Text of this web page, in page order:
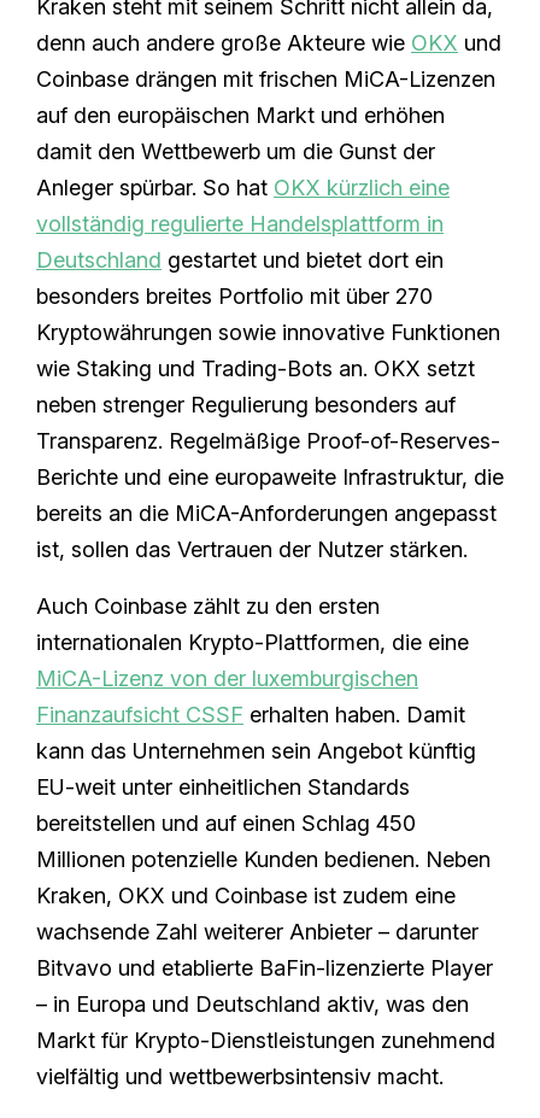
Kraken steht mit seinem Schritt nicht allein da,
denn auch andere große Akteure wie OKX und
Coinbase drängen mit frischen MiCA-Lizenzen
auf den europäischen Markt und erhöhen
damit den Wettbewerb um die Gunst der
Anleger spürbar. So hat OKX kürzlich eine
vollständig regulierte Handelsplattform in
Deutschland gestartet und bietet dort ein
besonders breites Portfolio mit über 270
Kryptowährungen sowie innovative Funktionen
wie Staking und Trading-Bots an. OKX setzt
neben strenger Regulierung besonders auf
Transparenz. Regelmäßige Proof-of-Reserves-
Berichte und eine europaweite Infrastruktur, die
bereits an die MiCA-Anforderungen angepasst
ist, sollen das Vertrauen der Nutzer stärken.
Auch Coinbase zählt zu den ersten
internationalen Krypto-Plattformen, die eine
MiCA-Lizenz von der luxemburgischen
Finanzaufsicht CSSF erhalten haben. Damit
kann das Unternehmen sein Angebot künftig
EU-weit unter einheitlichen Standards
bereitstellen und auf einen Schlag 450
Millionen potenzielle Kunden bedienen. Neben
Kraken, OKX und Coinbase ist zudem eine
wachsende Zahl weiterer Anbieter – darunter
Bitvavo und etablierte BaFin-lizenzierte Player
– in Europa und Deutschland aktiv, was den
Markt für Krypto-Dienstleistungen zunehmend
vielfältig und wettbewerbsintensiv macht.